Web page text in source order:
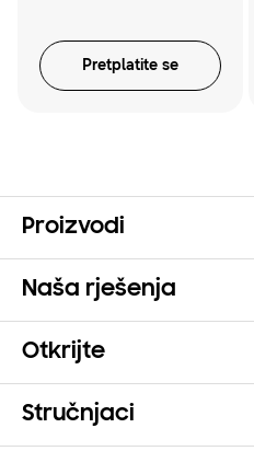
Pretplatite se
Proizvodi
Naša rješenja
Otkrijte
Stručnjaci